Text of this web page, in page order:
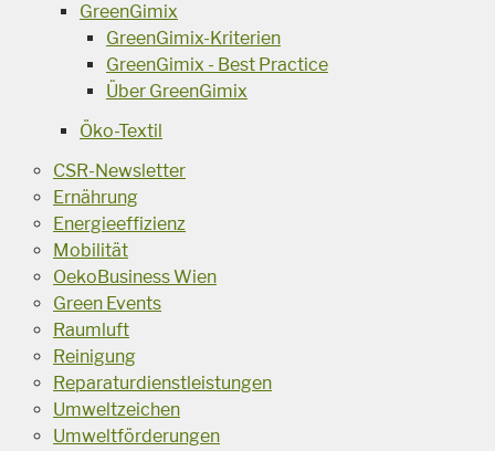
GreenGimix
GreenGimix-Kriterien
GreenGimix - Best Practice
Über GreenGimix
Öko-Textil
CSR-Newsletter
Ernährung
Energieeffizienz
Mobilität
OekoBusiness Wien
Green Events
Raumluft
Reinigung
Reparaturdienstleistungen
Umweltzeichen
Umweltförderungen